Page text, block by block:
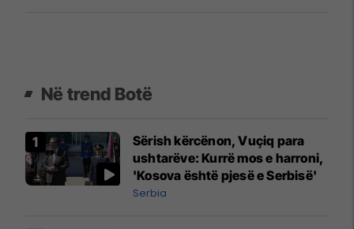
Në trend Botë
Sërish kërcënon, Vuçiq para
ushtarëve: Kurrë mos e harroni,
'Kosova është pjesë e Serbisë'
Serbia